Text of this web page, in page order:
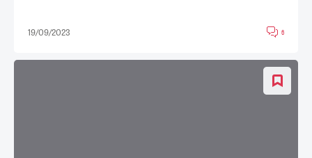
19/09/2023 6